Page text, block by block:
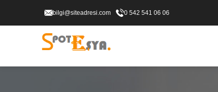
bilgi@siteadresi.com 0 542 541 06 06